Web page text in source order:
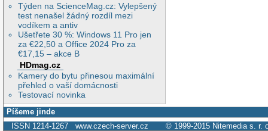
Týden na ScienceMag.cz: Vylepšený
test nenašel žádný rozdíl mezi
vodíkem a antiv
Ušetřete 30 %: Windows 11 Pro jen
za €22,50 a Office 2024 Pro za
€17,15 – akce B
HDmag.cz
Kamery do bytu přinesou maximální
přehled o vaší domácnosti
Testovací novinka
Píšeme jinde
ISSN 1214-1267 www.czech-server.cz © 1999-2015 Nitemedia s. r.